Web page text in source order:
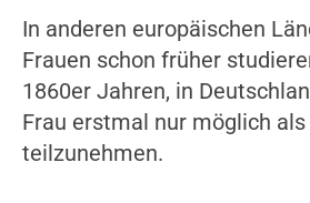
In anderen europäischen
Frauen schon früher
1860er Jahren, in
Frau erstmal nur möglich
teilzunehmen.